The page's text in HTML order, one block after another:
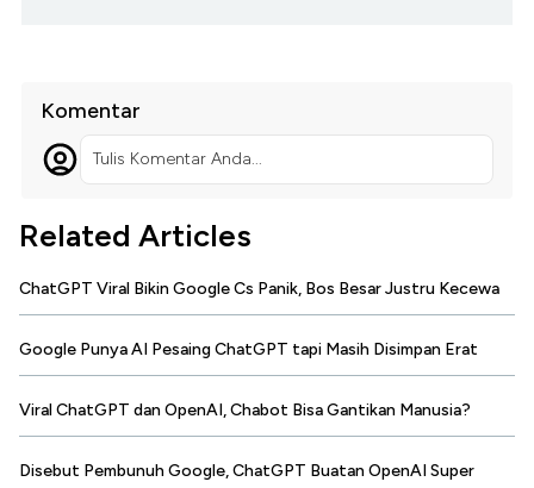
Komentar
Tulis Komentar Anda...
Related Articles
ChatGPT Viral Bikin Google Cs Panik, Bos Besar Justru Kecewa
Google Punya AI Pesaing ChatGPT tapi Masih Disimpan Erat
Viral ChatGPT dan OpenAI, Chabot Bisa Gantikan Manusia?
Disebut Pembunuh Google, ChatGPT Buatan OpenAI Super